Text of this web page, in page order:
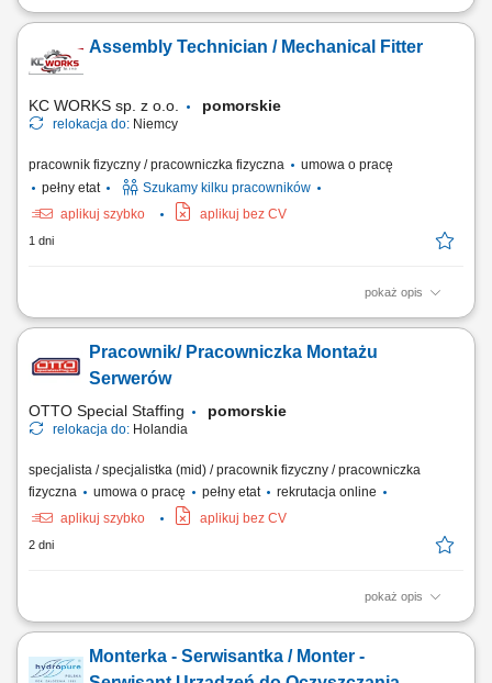
Zakres obowiązków montaż bram przemysłowych, montaż systemów
praca zgodnie z dokumentacją techniczną, dbanie o jakość wykonania i
porządek na miejscu pracy.
Assembly Technician / Mechanical Fitter
KC WORKS sp. z o.o. pomorskie
relokacja do: Niemcy
pracownik fizyczny / pracowniczka fizyczna
umowa o pracę
pełny etat
Szukamy kilku pracowników
aplikuj szybko
aplikuj bez CV
1 dni
pokaż opis
The position includes international assembly, installation, and service
Mechanical assembly and installation of machines and industrial
equipment; Installation of mechanical components, steel structures,
Pracownik/ Pracowniczka Montażu
Serwerów
OTTO Special Staffing pomorskie
relokacja do: Holandia
specjalista / specjalistka (mid) / pracownik fizyczny / pracowniczka
fizyczna
umowa o pracę pełny etat
rekrutacja online
aplikuj szybko
aplikuj bez CV
2 dni
pokaż opis
Opis stanowiska: montaż i konfiguracja serwerów zgodnie z
podzespołów komputerowych i przygotowywanie urządzeń do dalszej
dystrybucji, realizacja zadań produkcyjnych zgodnie z harmonogramem
Monterka - Serwisantka / Monter -